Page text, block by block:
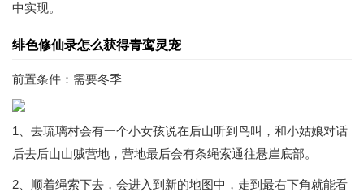
中实现。
绯色修仙录怎么获得青鸾灵宠
前置条件：需要冬季
1、去琉璃村会有一个小女孩说在后山听到鸟叫，和小姑娘对话
后去后山山贼营地，营地最后会有条绳索通往悬崖底部。
2、顺着绳索下去，会进入到新的地图中，走到最右下角就能看